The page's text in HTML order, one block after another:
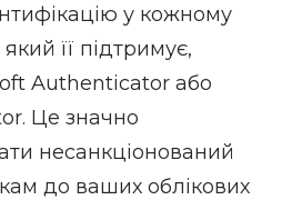
у кожному
її підтримує,
Authenticator або
Це значно
несанкціонований
до ваших облікових